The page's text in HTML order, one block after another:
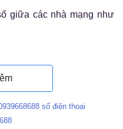
giữa các nhà mạng như
số điện thoại